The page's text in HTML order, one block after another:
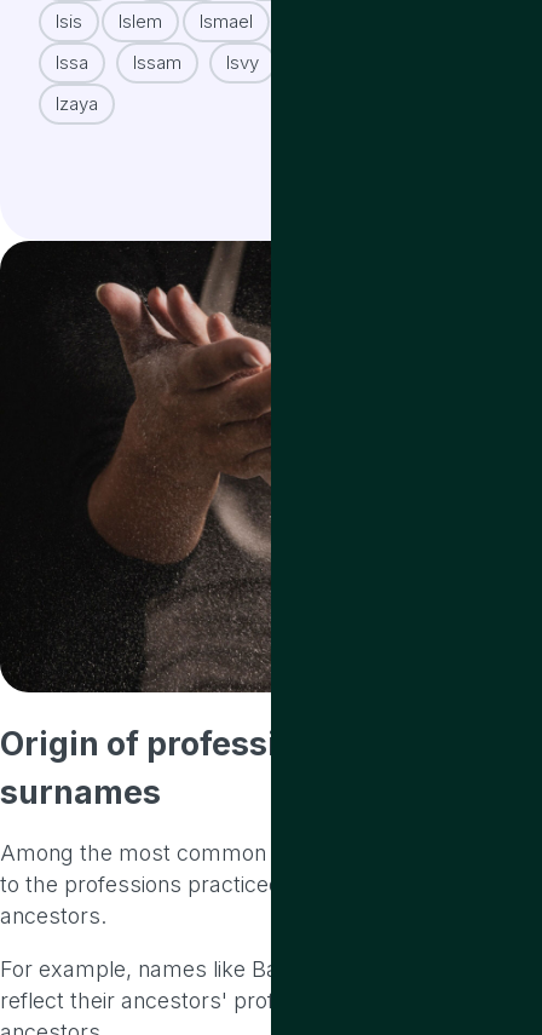
Isis
Islem Ismael
Issa
Issam Isvy
Izaya
Origin of profession-related
surnames
Among the most common surnames are those linked
to the professions practiced by the
ancestors.
For example, names like Baker, Miller or Blacksmith
reflect their ancestors' professions.